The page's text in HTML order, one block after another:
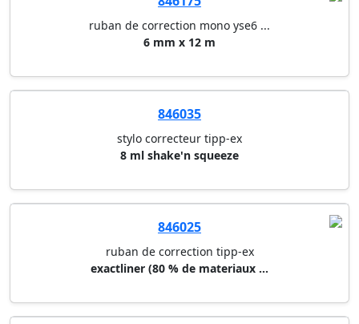
ruban de correction mono yse6 ...
6 mm x 12 m
846035
stylo correcteur tipp-ex
8 ml shake'n squeeze
846025
ruban de correction tipp-ex
exactliner (80 % de materiaux ...